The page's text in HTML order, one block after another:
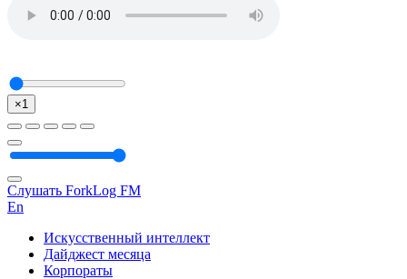
×1
Слушать ForkLog FM
En
Искусственный интеллект
Дайджест месяца
Корпораты